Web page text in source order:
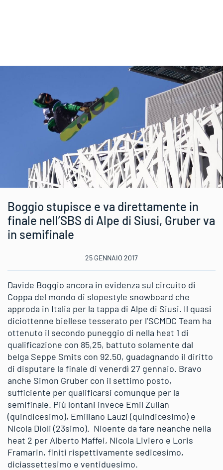
Boggio stupisce e va direttamente in
finale nell’SBS di Alpe di Siusi, Gruber va
in semifinale
25 GENNAIO 2017
Davide Boggio ancora in evidenza sul circuito di
Coppa del mondo di slopestyle snowboard che
approda in Italia per la tappa di Alpe di Siusi. Il quasi
diciottenne biellese tesserato per l’SCMDC Team ha
ottenuto il secondo puneggio di nella heat 1 di
qualificazione con 85,25, battuto solamente dal
belga Seppe Smits con 92.50, guadagnando il diritto
di disputare la finale di venerdì 27 gennaio. Bravo
anche Simon Gruber con il settimo posto,
sufficiente per qualificarsi comunque per la
semifinale. Più lontani invece Emil Zulian
(quindicesimo), Emiliano Lauzi (quindicesimo) e
Nicola Dioli (23simo). Nioente da fare neanche nella
heat 2 per Alberto Maffei, Nicola Liviero e Loris
Framarin, finiti rispettivamente sedicesimo,
diciassettesimo e ventiduesimo.